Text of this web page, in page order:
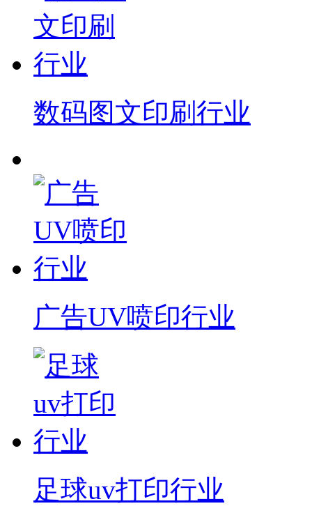
数码图文印刷行业
广告UV喷印行业
足球uv打印行业